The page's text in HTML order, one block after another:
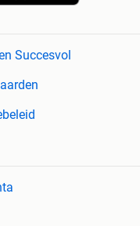
Succesvol